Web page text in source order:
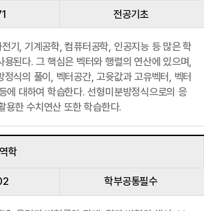
전공기초
기, 기계공학, 컴퓨터공학, 인공지능 등 많은 학
용된다. 그 핵심은 벡터와 행렬의 연산에 있으며,
정식의 풀이, 벡터공간, 고윳값과 고유벡터, 벡터
에 대하여 학습한다. 선형미분방정식으로의 응
한 수치연산 또한 학습한다.
학
학부공통필수